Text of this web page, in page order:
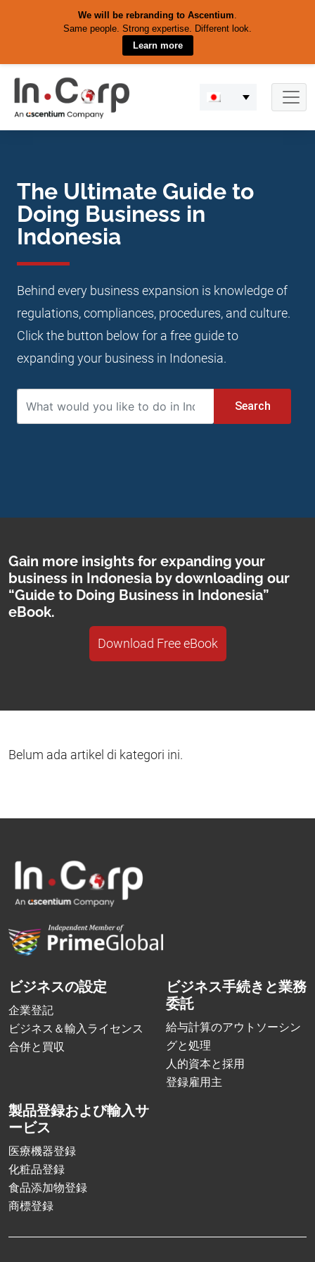
We will be rebranding to Ascentium.
Same people. Strong expertise. Different look.
Learn more
content
The Ultimate Guide to
Doing Business in
Indonesia
Behind every business expansion is knowledge of
regulations, compliances, procedures, and culture.
Click the button below for a free guide to
expanding your business in Indonesia.
Search
Gain more insights for expanding your
business in Indonesia by downloading our
“Guide to Doing Business in Indonesia”
eBook.
Download Free eBook
Belum ada artikel di kategori ini.
ビジネスの設定
企業登記
ビジネス＆輸入ライセンス
合併と買収
ビジネス手続きと業務
委託
給与計算のアウトソーシン
グと処理
人的資本と採用
登録雇用主
製品登録および輸入サ
ービス
医療機器登録
化粧品登録
食品添加物登録
商標登録